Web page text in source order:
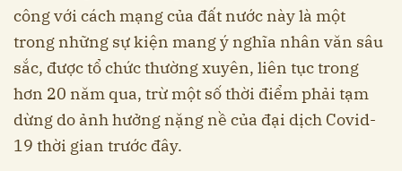
công với cách mạng của đất nước này là một
trong những sự kiện mang ý nghĩa nhân văn sâu
sắc, được tổ chức thường xuyên, liên tục trong
hơn 20 năm qua, trừ một số thời điểm phải tạm
dừng do ảnh hưởng nặng nề của đại dịch Covid-
19 thời gian trước đây.